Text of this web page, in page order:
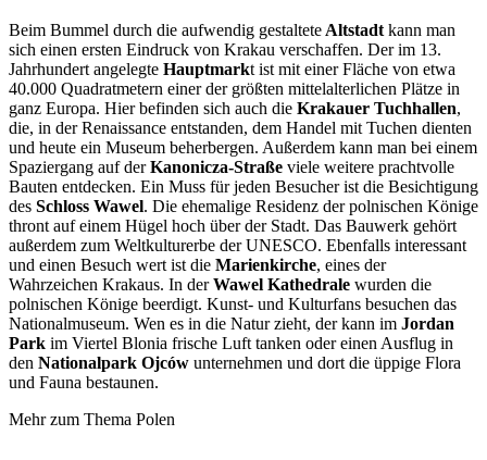
Beim Bummel durch die aufwendig gestaltete Altstadt kann man
sich einen ersten Eindruck von Krakau verschaffen. Der im 13.
Jahrhundert angelegte Hauptmarkt ist mit einerFläche von etwa
40.000 Quadratmetern einer der größten mittelalterlichen Plätze in
ganz Europa. Hier befinden sich auch die Krakauer Tuchhallen,
die, in der Renaissance entstanden, dem Handel mit Tuchen dienten
und heute ein Museum beherbergen. Außerdem kann man bei einem
Spaziergang auf derKanonicza-Straße viele weitere prachtvolle
Bauten entdecken. Ein Muss für jeden Besucher ist die Besichtigung
des Schloss Wawel. Die ehemalige Residenz der polnischen Könige
thront auf einem Hügel hoch über der Stadt. Das Bauwerk gehört
außerdem zum Weltkulturerbe der UNESCO. Ebenfalls interessant
und einen Besuch wert ist die Marienkirche, eines der
Wahrzeichen Krakaus. In derWawel Kathedrale wurden die
polnischen Könige beerdigt. Kunst- und Kulturfans besuchen das
Nationalmuseum. Wen es in die Natur zieht, der kann im Jordan
Park im Viertel Blonia frische Luft tanken oder einen Ausflug in
den Nationalpark Ojców unternehmen und dort die üppige Flora
und Fauna bestaunen.
Mehr zum Thema Polen